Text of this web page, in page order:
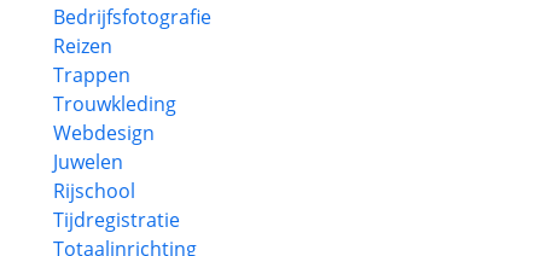
Bedrijfsfotografie
Reizen
Trappen
Trouwkleding
Webdesign
Juwelen
Rijschool
Tijdregistratie
Totaalinrichting